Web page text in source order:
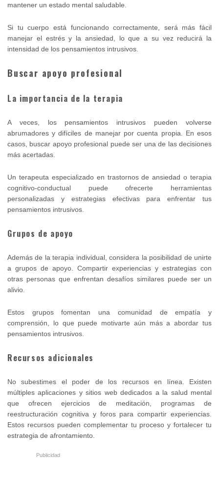
mantener un estado mental saludable.
Si tu cuerpo está funcionando correctamente, será más fácil
manejar el estrés y la ansiedad, lo que a su vez reducirá la
intensidad de los pensamientos intrusivos.
Buscar apoyo profesional
La importancia de la terapia
A veces, los pensamientos intrusivos pueden volverse
abrumadores y difíciles de manejar por cuenta propia. En esos
casos, buscar apoyo profesional puede ser una de las decisiones
más acertadas.
Un terapeuta especializado en trastornos de ansiedad o terapia
cognitivo-conductual puede ofrecerte herramientas
personalizadas y estrategias efectivas para enfrentar tus
pensamientos intrusivos.
Grupos de apoyo
Además de la terapia individual, considera la posibilidad de unirte
a grupos de apoyo. Compartir experiencias y estrategias con
otras personas que enfrentan desafíos similares puede ser un
alivio.
Estos grupos fomentan una comunidad de empatía y
comprensión, lo que puede motivarte aún más a abordar tus
pensamientos intrusivos.
Recursos adicionales
No subestimes el poder de los recursos en línea. Existen
múltiples aplicaciones y sitios web dedicados a la salud mental
que ofrecen ejercicios de meditación, programas de
reestructuración cognitiva y foros para compartir experiencias.
Estos recursos pueden complementar tu proceso y fortalecer tu
estrategia de afrontamiento.
Publicidad